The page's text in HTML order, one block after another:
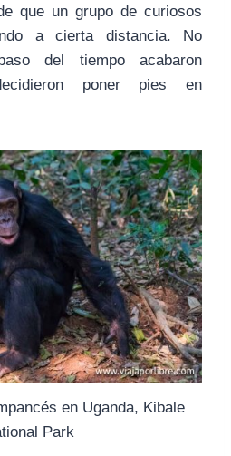
que un grupo de curiosos
a cierta distancia. No
del tiempo acabaron
poner pies en
en Uganda, Kibale
Park